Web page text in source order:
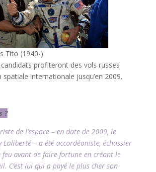
Tito (1940-)
profiteront des vols russes
spatiale internationale jusqu’en 2009.
?
de l’espace – en date de 2009, le
Laliberté – a été accordéoniste, échassier
feu avant de faire fortune en créant le
C’est lui qui a payé le plus cher son